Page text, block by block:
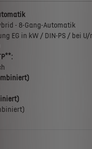
- 8-Gang-Automatik
EG in kW / DIN-PS / bei U/
**: